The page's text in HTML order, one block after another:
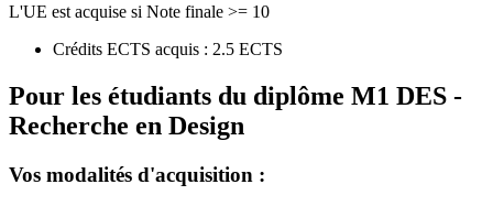
L'UE est acquise si Note finale >= 10
Crédits ECTS acquis : 2.5 ECTS
Pour les étudiants du diplôme M1 DES -
Recherche en Design
Vos modalités d'acquisition :